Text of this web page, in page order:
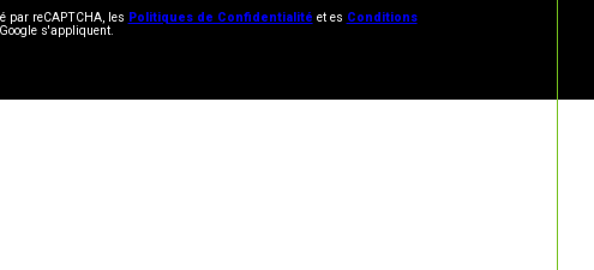
par reCAPTCHA, les Politiques de Confidentialité et es Conditions
s'appliquent.